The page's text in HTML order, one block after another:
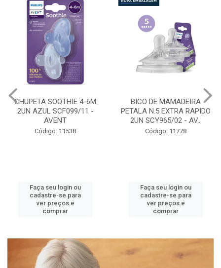
BICO DE MAMADEIRA
PETALA N.5 EXTRA RAPIDO
2UN SCY965/02 - AV...
Código: 11778
Faça seu login ou
cadastre-se para
ver preços e
comprar
MAMADEIRA PETALA 3-6M
260ML GIRAFA BICO 3
SCY903/66 - AVENT
Código: 11786
Faça seu login ou
cadastre-se para
ver preços e
comprar